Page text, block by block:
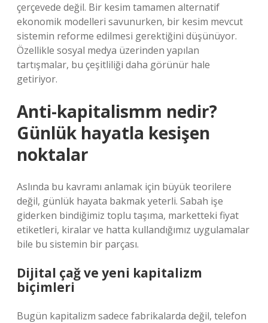
çerçevede değil. Bir kesim tamamen alternatif
ekonomik modelleri savunurken, bir kesim mevcut
sistemin reforme edilmesi gerektiğini düşünüyor.
Özellikle sosyal medya üzerinden yapılan
tartışmalar, bu çeşitliliği daha görünür hale
getiriyor.
Anti-kapitalismm nedir?
Günlük hayatla kesişen
noktalar
Aslında bu kavramı anlamak için büyük teorilere
değil, günlük hayata bakmak yeterli. Sabah işe
giderken bindiğimiz toplu taşıma, marketteki fiyat
etiketleri, kiralar ve hatta kullandığımız uygulamalar
bile bu sistemin bir parçası.
Dijital çağ ve yeni kapitalizm
biçimleri
Bugün kapitalizm sadece fabrikalarda değil, telefon